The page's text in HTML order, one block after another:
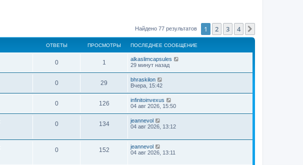
Найдено 77 результатов 1 2 3 4
ОТВЕТЫ ПРОСМОТРЫ ПОСЛЕДНЕЕ СООБЩЕНИЕ
0 1
alkaslimcapsules
29 минут назад
0 29
bhraskilon
Вчера, 15:42
0 126
infinitoinvexus
04 авг 2026, 15:50
0 134
jeannevol
04 авг 2026, 13:12
0 152
jeannevol
04 авг 2026, 13:11